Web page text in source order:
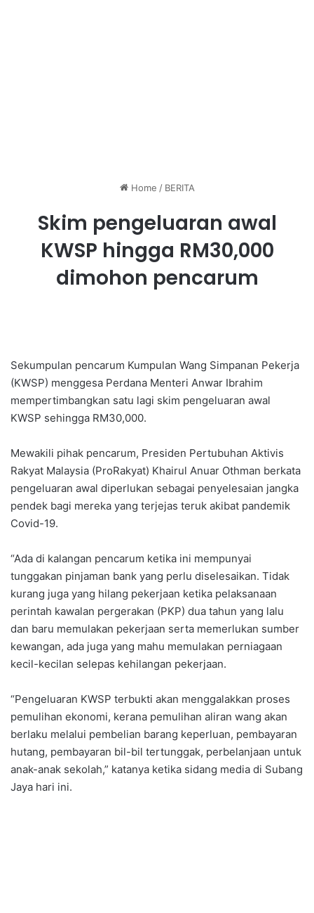
Home / BERITA
Skim pengeluaran awal
KWSP hingga RM30,000
dimohon pencarum
Sekumpulan pencarum Kumpulan Wang Simpanan Pekerja
(KWSP) menggesa Perdana Menteri Anwar Ibrahim
mempertimbangkan satu lagi skim pengeluaran awal
KWSP sehingga RM30,000.
Mewakili pihak pencarum, Presiden Pertubuhan Aktivis
Rakyat Malaysia (ProRakyat) Khairul Anuar Othman berkata
pengeluaran awal diperlukan sebagai penyelesaian jangka
pendek bagi mereka yang terjejas teruk akibat pandemik
Covid-19.
“Ada di kalangan pencarum ketika ini mempunyai
tunggakan pinjaman bank yang perlu diselesaikan. Tidak
kurang juga yang hilang pekerjaan ketika pelaksanaan
perintah kawalan pergerakan (PKP) dua tahun yang lalu
dan baru memulakan pekerjaan serta memerlukan sumber
kewangan, ada juga yang mahu memulakan perniagaan
kecil-kecilan selepas kehilangan pekerjaan.
“Pengeluaran KWSP terbukti akan menggalakkan proses
pemulihan ekonomi, kerana pemulihan aliran wang akan
berlaku melalui pembelian barang keperluan, pembayaran
hutang, pembayaran bil-bil tertunggak, perbelanjaan untuk
anak-anak sekolah,” katanya ketika sidang media di Subang
Jaya hari ini.